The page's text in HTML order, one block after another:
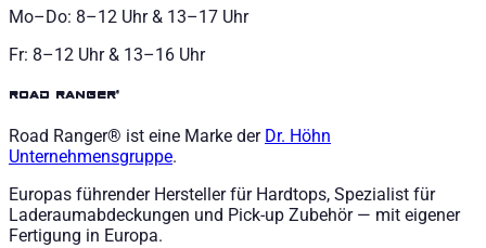
Mo–Do: 8–12 Uhr & 13–17 Uhr
Fr: 8–12 Uhr & 13–16 Uhr
road ranger®
Road Ranger® ist eine Marke der Dr. Höhn
Unternehmensgruppe.
Europas führender Hersteller für Hardtops, Spezialist für
Laderaumabdeckungen und Pick-up Zubehör — mit eigener
Fertigung in Europa.